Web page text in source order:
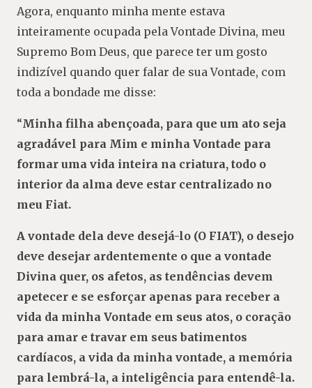
Agora, enquanto minha mente estava
inteiramente ocupada pela Vontade Divina, meu
Supremo Bom Deus, que parece ter um gosto
indizível quando quer falar de sua Vontade, com
toda a bondade me disse:
“Minha filha abençoada, para que um ato seja
agradável para Mim e minha Vontade para
formar uma vida inteira na criatura, todo o
interior da alma deve estar centralizado no
meu Fiat.
A vontade dela deve desejá-lo (O FIAT), o desejo
deve desejar ardentemente o que a vontade
Divina quer, os afetos, as tendências devem
apetecer e se esforçar apenas para receber a
vida da minha Vontade em seus atos, o coração
para amar e travar em seus batimentos
cardíacos, a vida da minha vontade, a memória
para lembrá-la, a inteligência para entendê-la.